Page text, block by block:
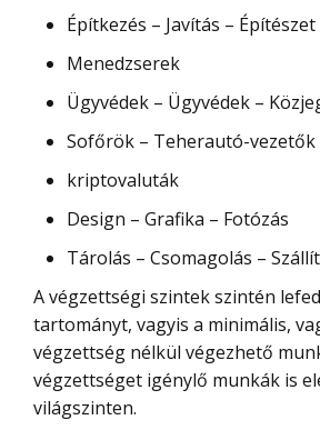
Építkezés – Javítás – Építészet
Menedzserek
Ügyvédek – Ügyvédek –
Sofőrök – Teherautó-vezetők
kriptovaluták
Design – Grafika – Fotózás
Tárolás – Csomagolás –
A végzettségi szintek szintén lefedik a teljes
tartományt, vagyis a minimális,
végzettség nélkül végezhető
végzettséget igénylő munkák is
világszinten.